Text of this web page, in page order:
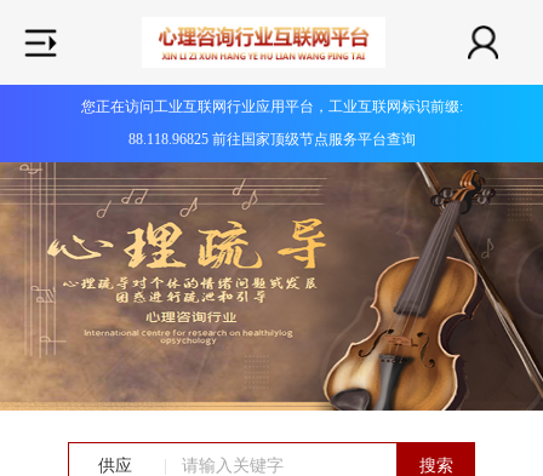
您正在访问工业互联网行业应用平台，工业互联网标识前缀:
88.118.96825 前往国家顶级节点服务平台查询
供应 搜索